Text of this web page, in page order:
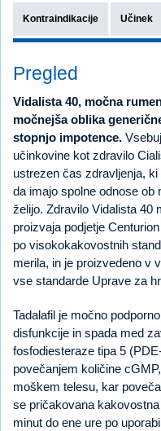
Kontraindikacije Učinek
Pregled
Vidalista 40, močna
močnejša oblika
stopnjo impotence.
učinkovine kot zdravilo
ustrezen čas zdravljenja,
da imajo spolne odnose
želijo. Zdravilo Vidalista 40
proizvaja podjetje
po visokokakovostnih
merila, in je proizvedeno v
vse standarde Uprave za
Tadalafil je močno
disfunkcije in spada med
fosfodiesteraze tipa 5
povečanjem količine
moškem telesu, kar
se pričakovana
minut do ene ure po